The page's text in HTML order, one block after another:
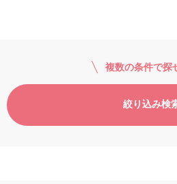
複数の条件で探
絞り込み検